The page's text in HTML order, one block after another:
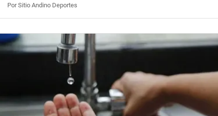
Por Sitio Andino Deportes